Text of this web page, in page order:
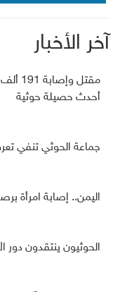
آخر الأخبار
مقتل
أحدث حصيلة حوثية
جماعة الحوثي تنفي
اليمن.. إصابة امرأة
الحوثيون ينتقدون دور